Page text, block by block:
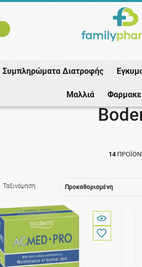
Συμπληρώματα Διατροφής
Μαλλιά
Αρχική / Εταιρίες
14
Ταξινόμηση